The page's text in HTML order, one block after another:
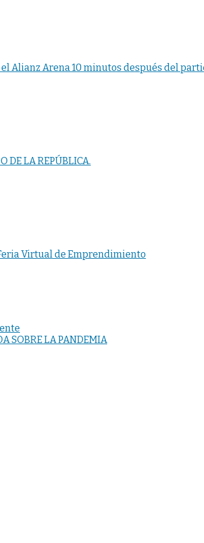
Alianz Arena 10 minutos después del
DE LA REPÚBLICA.
Virtual de Emprendimiento
SOBRE LA PANDEMIA